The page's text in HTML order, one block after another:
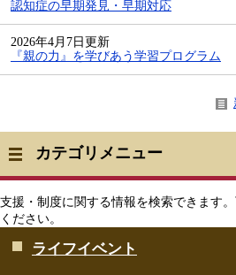
認知症の早期発見・早期対応
2026年4月7日更新
『親の力』を学びあう学習プログラム
カテゴリメニュー
支援・制度に関する情報を検索できます
ください。
ライフイベント